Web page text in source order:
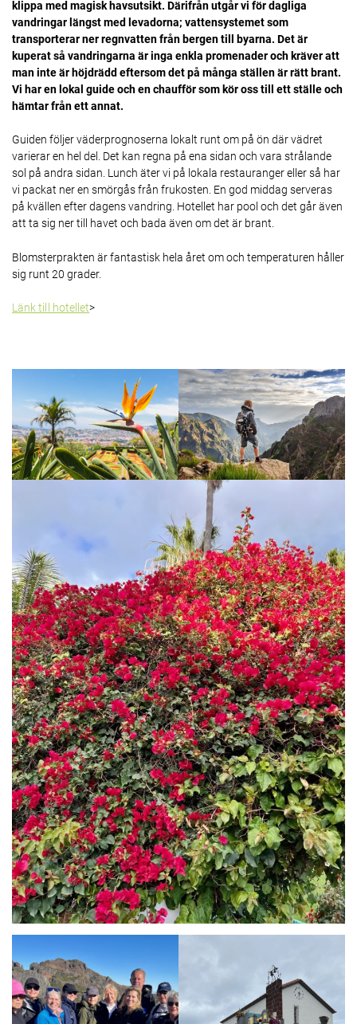
klippa med magisk havsutsikt. Därifrån utgår vi för dagliga
vandringar längst med levadorna; vattensystemet som
transporterar ner regnvatten från bergen till byarna. Det är
kuperat så vandringarna är inga enkla promenader och kräver att
man inte är höjdrädd eftersom det på många ställen är rätt brant.
Vi har en lokal guide och en chaufför som kör oss till ett ställe och
hämtar från ett annat.
Guiden följer väderprognoserna lokalt runt om på ön där vädret
varierar en hel del. Det kan regna på ena sidan och vara strålande
sol på andra sidan. Lunch äter vi på lokala restauranger eller så har
vi packat ner en smörgås från frukosten. En god middag serveras
på kvällen efter dagens vandring. Hotellet har pool och det går även
att ta sig ner till havet och bada även om det är brant.
Blomsterprakten är fantastisk hela året om och temperaturen håller
sig runt 20 grader.
Länk till hotellet>